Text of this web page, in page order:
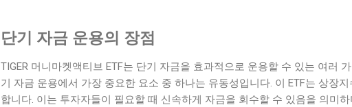
단기 자금 운용의 장점
TIGER 머니마켓액티브 ETF는 단기 자금을 효과적으로 운용할 수 있는 여러
기 자금 운용에서 가장 중요한 요소 중 하나는 유동성입니다. 이 ETF는 상장
합니다. 이는 투자자들이 필요할 때 신속하게 자금을 회수할 수 있음을 의미